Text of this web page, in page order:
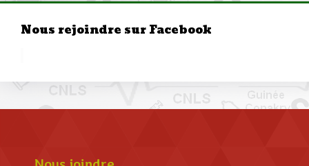
Nous rejoindre sur Facebook